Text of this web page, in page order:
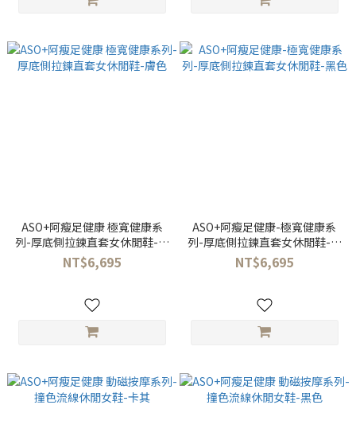
ASO+阿瘦足健康 極寬健康系
列-厚底側拉鍊直套女休閒鞋-膚
色
NT$6,695
ASO+阿瘦足健康-極寬健康系
列-厚底側拉鍊直套女休閒鞋-黑
色
NT$6,695